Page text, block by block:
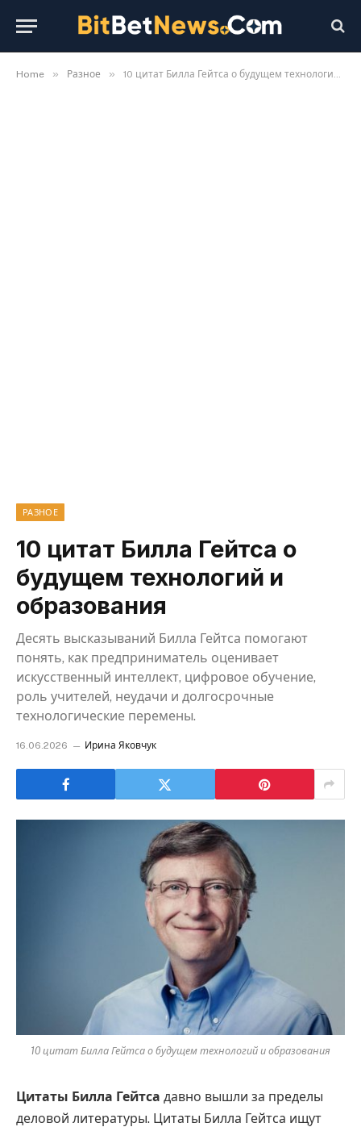
Home » Разное » 10 цитат Билла Гейтса о будущем технологий и образования
РАЗНОЕ
10 цитат Билла Гейтса о
будущем технологий и
образования
Десять высказываний Билла Гейтса помогают
понять, как предприниматель оценивает
искусственный интеллект, цифровое обучение,
роль учителей, неудачи и долгосрочные
технологические перемены.
16.06.2026 Ирина Яковчук
10 цитат Билла Гейтса о будущем технологий и образования
Цитаты Билла Гейтса давно вышли за пределы
деловой литературы. Цитаты Билла Гейтса ищут